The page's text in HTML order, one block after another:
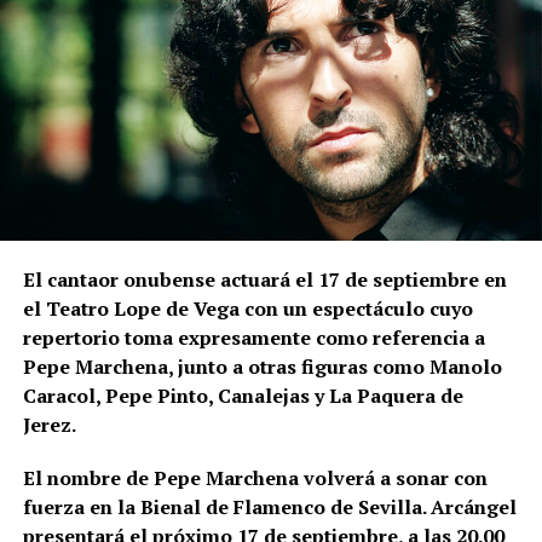
zona elevada de La Mota.
Las excavaciones realizadas en el sector nororiental
de la Alcazaba son especialmente relevantes para
comprender la relación entre muralla y topografía.
Bellido señala que los constructores aprovecharon
expresamente el desnivel del cerro de La Mota.
parte superior levantaron la muralla y, en una
posición inferior, unaestructura ataludada que
inicialmente servía como refuerzo o contrafuerte y
que posteriormente adquirió función de antemuro o
barbacana.Entre ambas estructuras se fueron
colocando rellenos de tierra separados por
tongadas de cal hasta conformar la liza,
nivel del mar.
El cantaor onubense actuará el 17 de septiembre en
el Teatro Lope de Vega con un espectáculo cuyo
repertorio toma expresamente como referencia a
Pepe Marchena, junto a otras figuras como Manolo
Caracol, Pepe Pinto, Canalejas y La Paquera de
Jerez.
El nombre de Pepe Marchena volverá a sonar con
fuerza en la Bienal de Flamenco de Sevilla. Arcángel
presentará el próximo 17 de septiembre, a las 20.00